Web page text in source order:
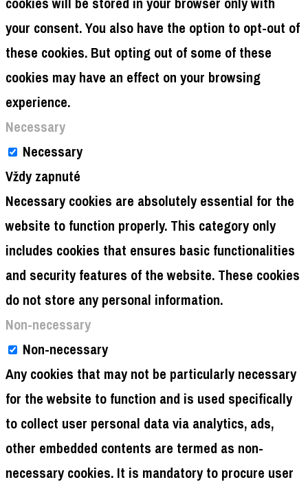
your consent. You also have the option to opt-out of
these cookies. But opting out of some of these
cookies may have an effect on your browsing
experience.
Necessary
Necessary
Vždy zapnuté
Necessary cookies are absolutely essential for the
website to function properly. This category only
includes cookies that ensures basic functionalities
and security features of the website. These cookies
do not store any personal information.
Non-necessary
Non-necessary
Any cookies that may not be particularly necessary
for the website to function and is used specifically
to collect user personal data via analytics, ads,
other embedded contents are termed as non-
necessary cookies. It is mandatory to procure user